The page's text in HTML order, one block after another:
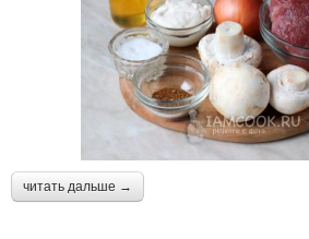
читать дальше →